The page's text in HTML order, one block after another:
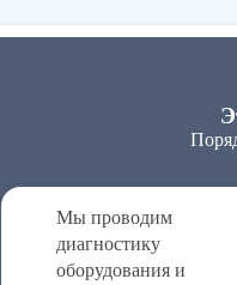
Мы проводим
диагностику
оборудования и